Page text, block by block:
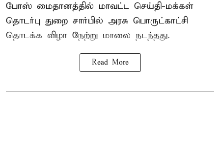
போஸ் மைதானத்தில் மாவட்ட செய்தி-மக்கள்
தொடர்பு துறை சார்பில் அரசு பொருட்காட்சி
தொடக்க விழா நேற்று மாலை நடந்தது.
Read More